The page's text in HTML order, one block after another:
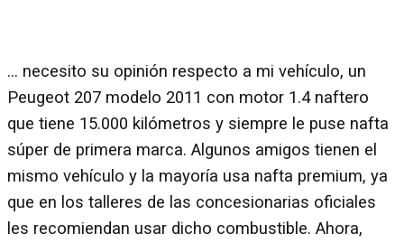
… necesito su opinión respecto a mi vehículo, un
Peugeot 207 modelo 2011 con motor 1.4 naftero
que tiene 15.000 kilómetros y siempre le puse nafta
súper de primera marca. Algunos amigos tienen el
mismo vehículo y la mayoría usa nafta premium, ya
que en los talleres de las concesionarias oficiales
les recomiendan usar dicho combustible. Ahora,